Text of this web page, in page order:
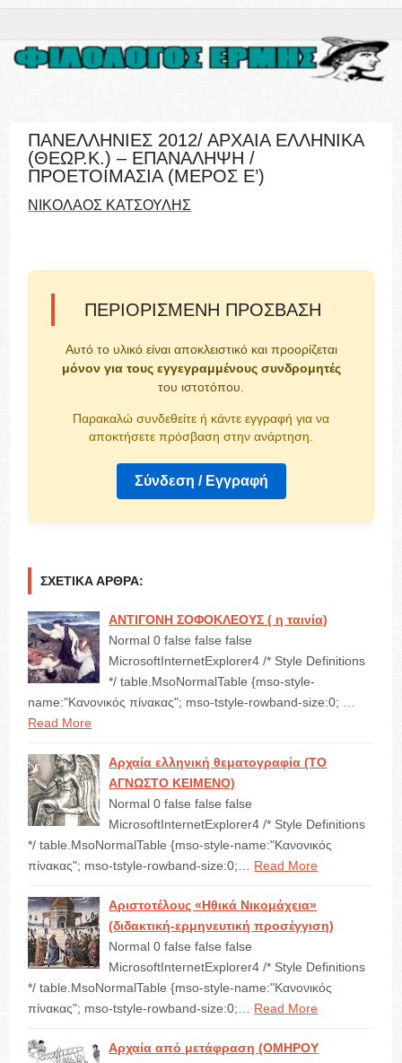
ΠΑΝΕΛΛΗΝΙΕΣ 2012/ ΑΡΧΑΙΑ ΕΛΛΗΝΙΚΑ
(ΘΕΩΡ.Κ.) – ΕΠΑΝΑΛΗΨΗ /
ΠΡΟΕΤΟΙΜΑΣΙΑ (ΜΕΡΟΣ Ε’)
ΝΙΚΟΛΑΟΣ ΚΑΤΣΟΥΛΗΣ
ΠΕΡΙΟΡΙΣΜΈΝΗ ΠΡΌΣΒΑΣΗ
Αυτό το υλικό είναι αποκλειστικό και προορίζεται
μόνον για τους εγγεγραμμένους συνδρομητές
του ιστοτόπου.
Παρακαλώ συνδεθείτε ή κάντε εγγραφή για να
αποκτήσετε πρόσβαση στην ανάρτηση.
Σύνδεση / Εγγραφή
ΣΧΕΤΙΚΆ ΆΡΘΡΑ:
ΑΝΤΙΓΟΝΗ ΣΟΦΟΚΛΕΟΥΣ ( η ταινία)
Normal 0 false false false
MicrosoftInternetExplorer4 /* Style Definitions
*/ table.MsoNormalTable {mso-style-
name:"Κανονικός πίνακας"; mso-tstyle-rowband-size:0; …
Read More
Αρχαία ελληνική θεματογραφία (ΤΟ
ΑΓΝΩΣΤΟ ΚΕΙΜΕΝΟ)
Normal 0 false false false
MicrosoftInternetExplorer4 /* Style Definitions
*/ table.MsoNormalTable {mso-style-name:"Κανονικός
πίνακας"; mso-tstyle-rowband-size:0;…
Read More
Αριστοτέλους «Ηθικά Νικομάχεια»
(διδακτική-ερμηνευτική προσέγγιση)
Normal 0 false false false
MicrosoftInternetExplorer4 /* Style Definitions
*/ table.MsoNormalTable {mso-style-name:"Κανονικός
πίνακας"; mso-tstyle-rowband-size:0;…
Read More
Αρχαία από μετάφραση (ΟΜΗΡΟΥ